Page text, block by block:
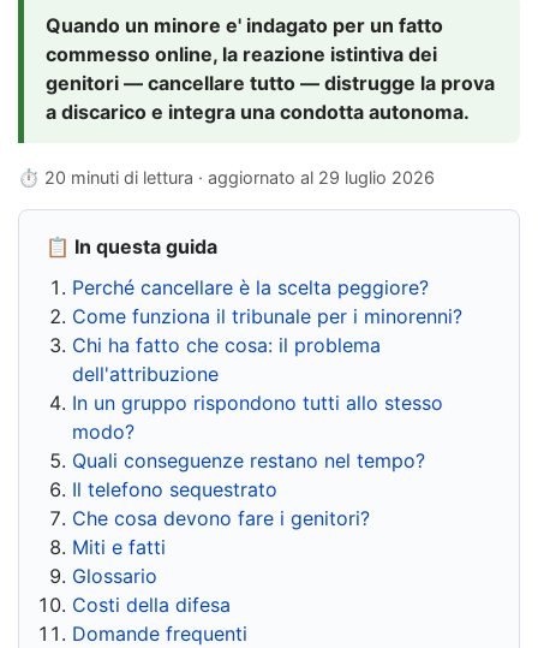
Quando un minore e' indagato per un fatto
commesso online, la reazione istintiva dei
genitori — cancellare tutto — distrugge la prova
a discarico e integra una condotta autonoma.
⏱ 20 minuti di lettura · aggiornato al 29 luglio 2026
📋 In questa guida
Perché cancellare è la scelta peggiore?
Come funziona il tribunale per i minorenni?
Chi ha fatto che cosa: il problema
dell'attribuzione
In un gruppo rispondono tutti allo stesso
modo?
Quali conseguenze restano nel tempo?
Il telefono sequestrato
Che cosa devono fare i genitori?
Miti e fatti
Glossario
Costi della difesa
Domande frequenti